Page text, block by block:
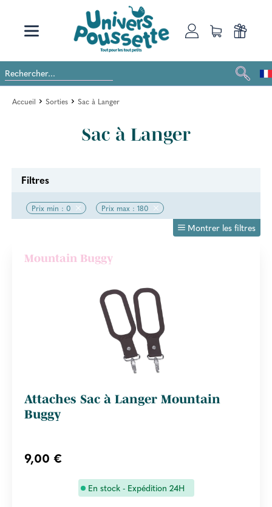
Accueil Sorties Sac à Langer
Sac à Langer
Filtres
Prix min : 0 Prix max : 180
Montrer les filtres
Mountain Buggy
Attaches Sac à Langer Mountain
Buggy
9,00 €
En stock - Expédition 24H